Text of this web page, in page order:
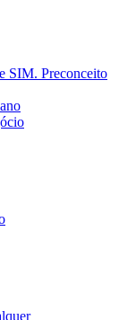
SIM. Preconceito